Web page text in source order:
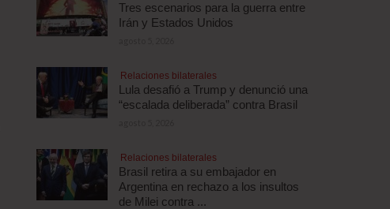
Tres escenarios para la guerra entre
Irán y Estados Unidos
Relaciones bilaterales
Lula desafió a Trump y denunció una
“escalada deliberada” contra Brasil
Relaciones bilaterales
Brasil retira a su embajador en
Argentina en rechazo a los insultos
de Milei contra ...